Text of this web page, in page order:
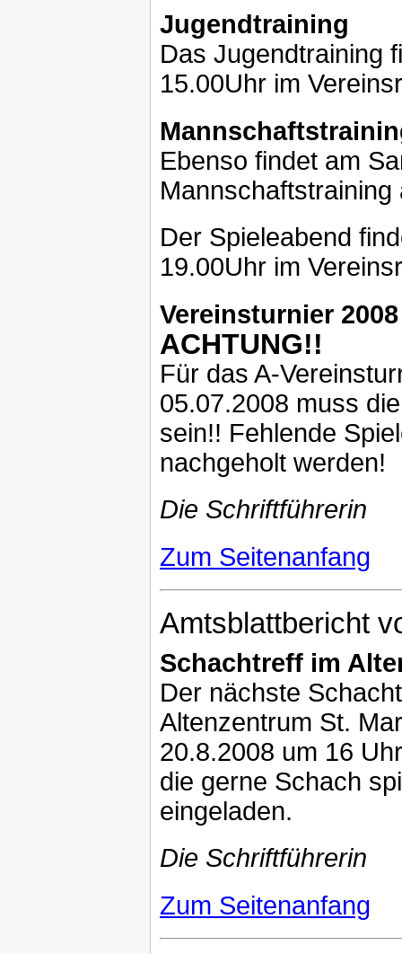
Jugendtraining
Das Jugendtraining
15.00Uhr im
Ebenso findet am
Der Spieleabend
19.00Uhr im
Vereinsturnier 2008
ACHTUNG!!
Für das A-
05.07.2008 muss
sein!! Fehlende
nachgeholt werden!
Die Schriftführerin
Zum Seitenanfang
Amtsblattbericht
Schachtreff im
Der nächste
Altenzentrum St.
20.8.2008 um 16
die gerne Schach
eingeladen.
Die Schriftführerin
Zum Seitenanfang